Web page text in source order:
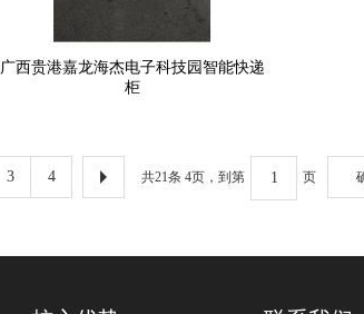
广西贵港嘉龙海杰电子科技园智能快递
柜
3 4 共21条 4页，到第 页